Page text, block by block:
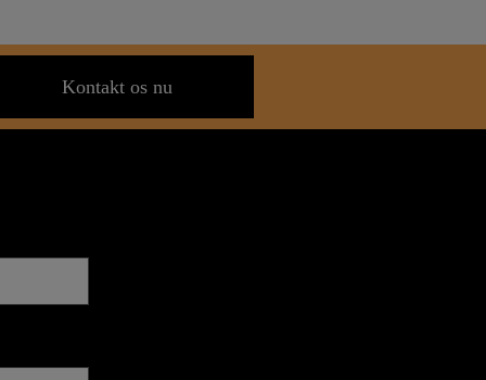
Kontakt os nu